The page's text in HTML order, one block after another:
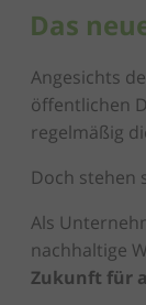
Das
Angesichts
öffentlichen
regelmäßig
Doch stehen
Als
nachhaltige
Zukunft für